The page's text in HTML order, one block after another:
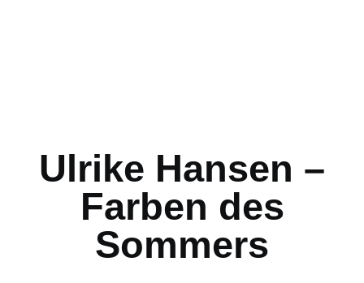
Ulrike Hansen –
Farben des
Sommers